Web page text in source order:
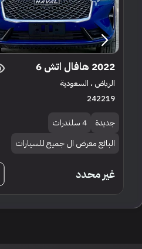
2022 هافال اتش 6
الرياض ، السعودية
242219
جديدة
4 سلندرات
البائع معرض ال جميح للسيارات
غير محدد